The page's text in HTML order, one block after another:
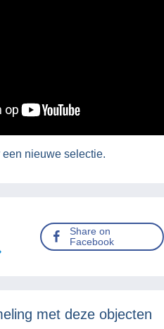
nieuwe selectie.
Share on
Facebook
met deze objecten